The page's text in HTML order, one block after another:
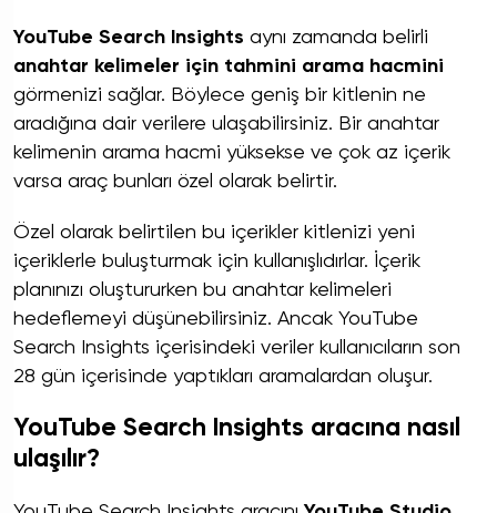
YouTube Search Insights aynı zamanda belirli
anahtar kelimeler için tahmini arama hacmini
görmenizi sağlar. Böylece geniş bir kitlenin ne
aradığına dair verilere ulaşabilirsiniz. Bir anahtar
kelimenin arama hacmi yüksekse ve çok az içerik
varsa araç bunları özel olarak belirtir.
Özel olarak belirtilen bu içerikler kitlenizi yeni
içeriklerle buluşturmak için kullanışlıdırlar. İçerik
planınızı oluştururken bu anahtar kelimeleri
hedeflemeyi düşünebilirsiniz. Ancak YouTube
Search Insights içerisindeki veriler kullanıcıların son
28 gün içerisinde yaptıkları aramalardan oluşur.
YouTube Search Insights aracına nasıl
ulaşılır?